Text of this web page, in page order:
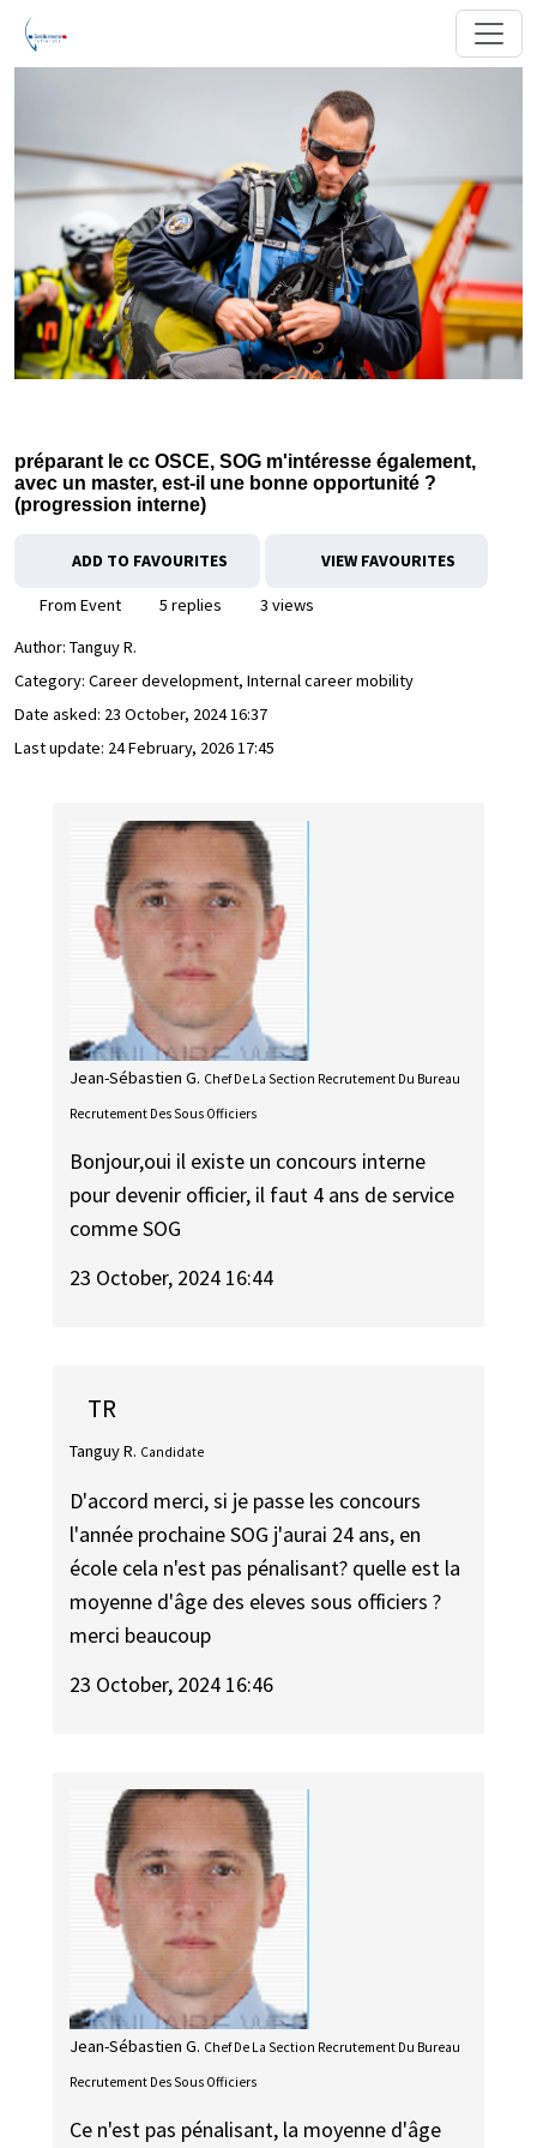
préparant le cc OSCE, SOG m'intéresse également,
avec un master, est-il une bonne opportunité ?
(progression interne)
ADD TO FAVOURITES VIEW FAVOURITES
From Event 5 replies
3 views
Author: Tanguy R.
Category: Career development, Internal career mobility
Date asked: 23 October, 2024 16:37
Last update: 24 February, 2026 17:45
Jean-Sébastien G. Chef De La Section Recrutement Du Bureau
Recrutement Des Sous Officiers
Bonjour,oui il existe un concours interne
pour devenir officier, il faut 4 ans de service
comme SOG
23 October, 2024 16:44
TR
Tanguy R. Candidate
D'accord merci, si je passe les concours
l'année prochaine SOG j'aurai 24 ans, en
école cela n'est pas pénalisant? quelle est la
moyenne d'âge des eleves sous officiers ?
merci beaucoup
23 October, 2024 16:46
Jean-Sébastien G. Chef De La Section Recrutement Du Bureau
Recrutement Des Sous Officiers
Ce n'est pas pénalisant, la moyenne d'âge